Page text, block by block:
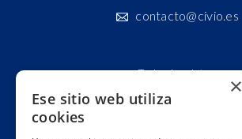
contacto@civio.es
Todos los datos
Áreas
×
Ese sitio web utiliza
cookies